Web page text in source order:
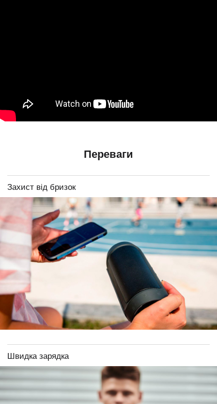
Переваги
Захист від бризок
Швидка зарядка